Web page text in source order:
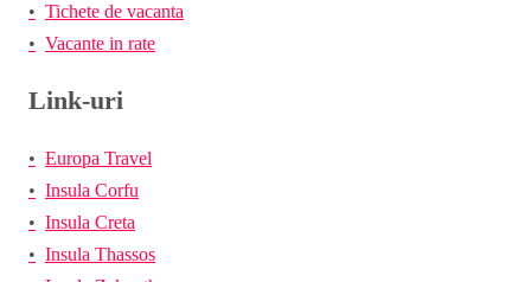
Tichete de vacanta
Vacante in rate
Link-uri
Europa Travel
Insula Corfu
Insula Creta
Insula Thassos